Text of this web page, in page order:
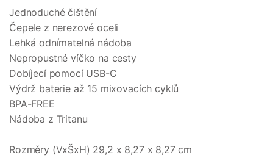
Jednoduché čištění
Čepele z nerezové oceli
Lehká odnímatelná nádoba
Nepropustné víčko na cesty
Dobíjecí pomocí USB-C
Výdrž baterie až 15 mixovacích cyklů
BPA-FREE
Nádoba z Tritanu
Rozměry (VxŠxH) 29,2 x 8,27 x 8,27 cm